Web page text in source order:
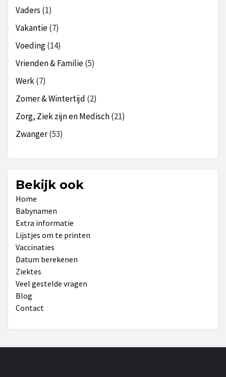
Vaders (1)
Vakantie(7)
Voeding(14)
Vrienden & Familie(5)
Werk(7)
Zomer & Wintertijd (2)
Zorg, Ziek zijn en Medisch(21)
Zwanger(53)
Bekijk ook
Home
Babynamen
Extra informatie
Lijstjes om te printen
Vaccinaties
Datum berekenen
Ziektes
Veel gestelde vragen
Blog
Contact